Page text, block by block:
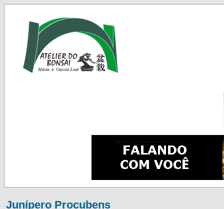
Junípero Procubens